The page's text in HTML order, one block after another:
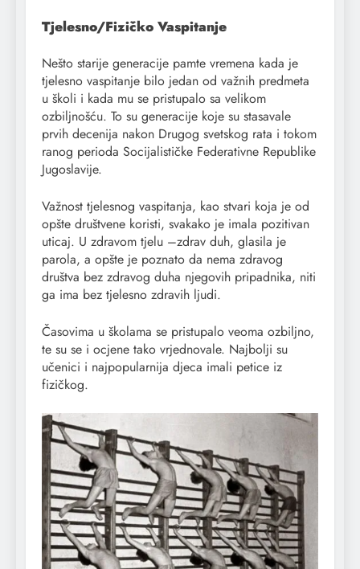
Tjelesno/fizičko Vaspitanje
Nešto starije generacije pamte vremena kada je
tjelesno vaspitanje bilo jedan od važnih predmeta
u školi i kada mu se pristupalo sa velikom
ozbiljnošću. To su generacije koje su stasavale
prvih decenija nakon Drugog svetskog rata i tokom
ranog perioda Socijalističke Federativne Republike
Jugoslavije.
Važnost tjelesnog vaspitanja, kao stvari koja je od
opšte društvene koristi, svakako je imala pozitivan
uticaj. U zdravom tjelu –zdrav duh, glasila je
parola, a opšte je poznato da nema zdravog
društva bez zdravog duha njegovih pripadnika, niti
ga ima bez tjelesno zdravih ljudi.
Časovima u školama se pristupalo veoma ozbiljno,
te su se i ocjene tako vrjednovale. Najbolji su
učenici i najpopularnija djeca imali petice iz
fizičkog.